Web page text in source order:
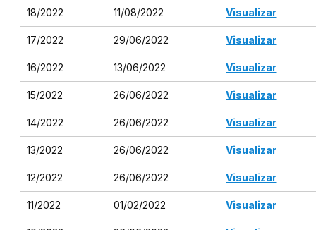
18/2022 11/08/2022 Visualizar
17/2022 29/06/2022 Visualizar
16/2022 13/06/2022 Visualizar
15/2022 26/06/2022 Visualizar
14/2022 26/06/2022 Visualizar
13/2022 26/06/2022 Visualizar
12/2022 26/06/2022 Visualizar
11/2022 01/02/2022 Visualizar